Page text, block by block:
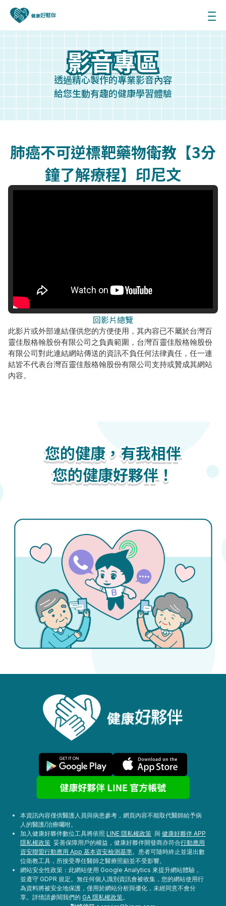
影音專區
影音專區
透過精心製作的專業影音內容
給您生動有趣的健康學習體驗
肺癌不可逆標靶藥物衛教【3分
鐘了解療程】印尼文
回影片總覽
此影片或外部連結僅供您的方便使用，其內容已不屬於台灣百
靈佳殷格翰股份有限公司之負責範圍，台灣百靈佳殷格翰股份
有限公司對此連結網站傳送的資訊不負任何法律責任，任一連
結皆不代表台灣百靈佳殷格翰股份有限公司支持或贊成其網站
內容。
您的健康，有我相伴
您的健康好夥伴！
您的健康，有我相伴
您的健康好夥伴！
您的健康，有我相伴
您的健康好夥伴！
本資訊內容僅供醫護人員與病患參考，網頁內容不能取代醫師給予病
人的醫護/治療囑咐。
加入健康好夥伴數位工具將依照 LINE 隱私權政策 與 健康好夥伴 APP
隱私權政策 妥善保障用戶的權益，健康好夥伴開發商亦符合行動應用
資安聯盟行動應用 App 基本資安檢測基準。患者可隨時終止並退出數
位衛教工具，所接受專任醫師之醫療照顧並不受影響。
網站安全性政策：此網站使用 Google Analytics 來提升網站體驗，
並遵守 GDPR 規定。無任何個人識別資訊會被收集，您的網站使用行
為資料將被安全地保護，僅用於網站分析與優化，未經同意不會分
享。詳情請參閱我們的 GA 隱私權政策。